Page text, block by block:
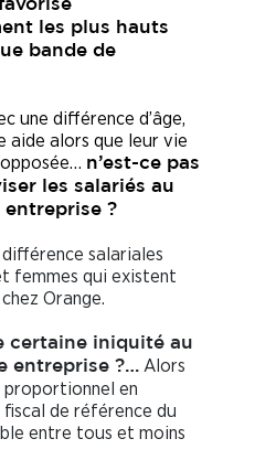
les plus hauts
bande de
une différence d’âge,
aide alors que leur vie
n’est-ce pas
les salariés au
entreprise ?
salariales
femmes qui existent
Orange.
certaine iniquité au
entreprise ?… Alors
proportionnel en
de référence du
entre tous et moins